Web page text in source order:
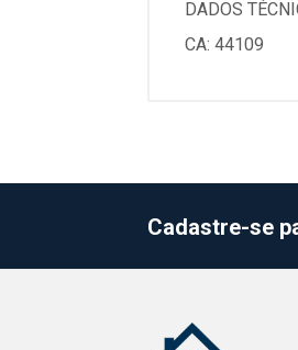
DADOS
CA: 44109
Cadastre-se